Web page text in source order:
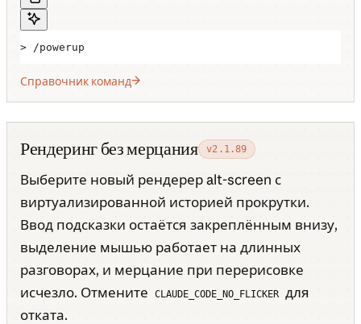
> /powerup
Справочник команд
Рендеринг без мерцания v2.1.89
Выберите новый рендерер alt-screen с
виртуализированной историей прокрутки.
Ввод подсказки остаётся закреплённым внизу,
выделение мышью работает на длинных
разговорах, и мерцание при перерисовке
исчезло. Отмените
CLAUDE_CODE_NO_FLICKER для
отката.